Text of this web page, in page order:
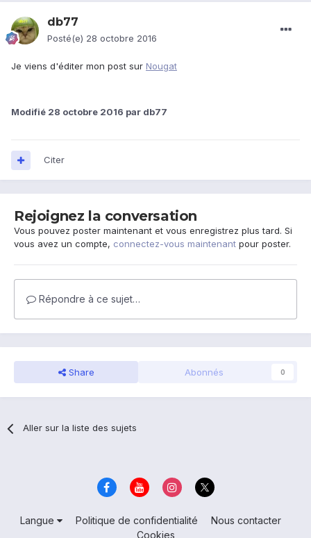
db77
Posté(e) 28 octobre 2016
Je viens d'éditer mon post sur Nougat
Modifié 28 octobre 2016 par db77
Citer
Rejoignez la conversation
Vous pouvez poster maintenant et vous enregistrez plus tard. Si
vous avez un compte, connectez-vous maintenant pour poster.
Répondre à ce sujet…
Share Abonnés 0
Aller sur la liste des sujets
Langue Politique de confidentialité
Nous contacter
Cookies